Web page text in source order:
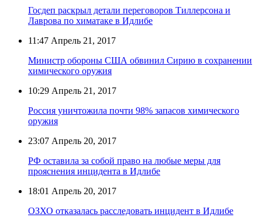
Госдеп раскрыл детали переговоров Тиллерсона и
Лаврова по химатаке в Идлибе
11:47 Апрель 21, 2017
Министр обороны США обвинил Сирию в сохранении
химического оружия
10:29 Апрель 21, 2017
Россия уничтожила почти 98% запасов химического
оружия
23:07 Апрель 20, 2017
РФ оставила за собой право на любые меры для
прояснения инцидента в Идлибе
18:01 Апрель 20, 2017
ОЗХО отказалась расследовать инцидент в Идлибе